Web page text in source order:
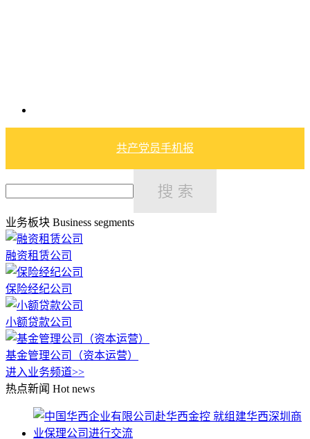
共产党员手机报
业务板块 Business segments
融资租赁公司
保险经纪公司
小额贷款公司
基金管理公司（资本运营）
进入业务频道>>
热点新闻 Hot news